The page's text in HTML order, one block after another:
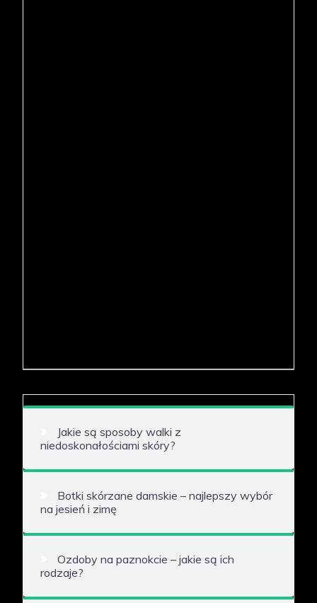
Jakie są sposoby walki z
niedoskonałościami skóry?
Botki skórzane damskie – najlepszy wybór
na jesień i zimę
Ozdoby na paznokcie – jakie są ich
rodzaje?